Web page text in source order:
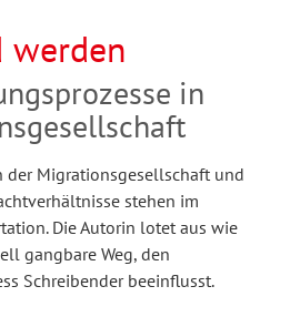
werden
in
Migrationsgesellschaft und
stehen im
Die Autorin lotet aus wie
gangbare Weg, den
Schreibender beeinflusst.